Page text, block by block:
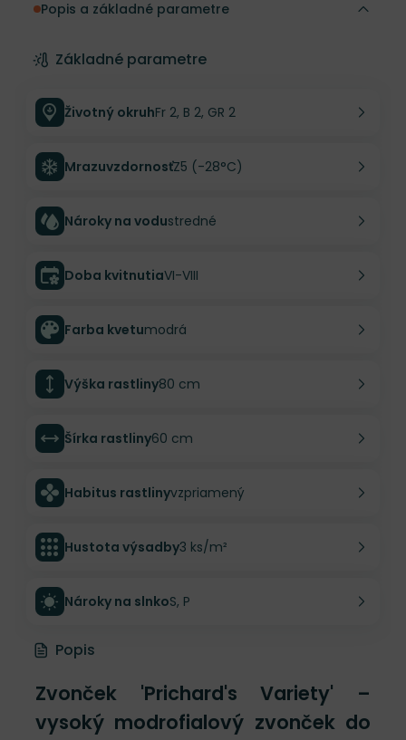
Popis a základné parametre
Základné parametre
Životný okruhFr 2, B 2, GR 2
MrazuvzdornosťZ5 (-28°C)
Nároky na vodustredné
Doba kvitnutiaVI-VIII
Farba kvetumodrá
Výška rastliny80 cm
Šírka rastliny60 cm
Habitus rastlinyvzpriamený
Hustota výsadby3 ks/m²
Nároky na slnkoS, P
Popis
Zvonček 'Prichard's Variety' –
vysoký modrofialový zvonček do